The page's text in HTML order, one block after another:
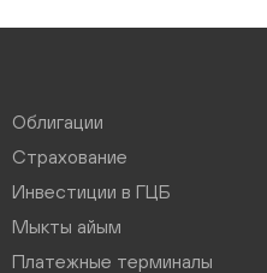
Облигации
Страхование
Инвестиции в ГЦБ
Мыкты айым
Платежные терминалы